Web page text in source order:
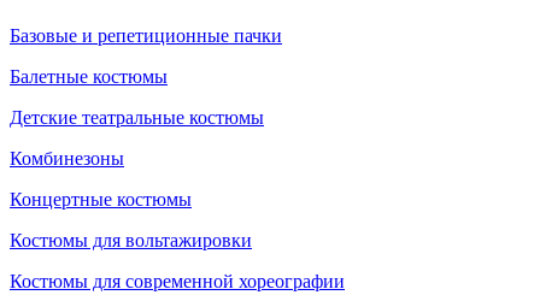
Базовые и репетиционные пачки
Балетные костюмы
Детские театральные костюмы
Комбинезоны
Концертные костюмы
Костюмы для вольтажировки
Костюмы для современной хореографии